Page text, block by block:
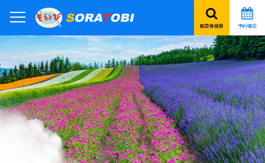
航空券検索 予約確認